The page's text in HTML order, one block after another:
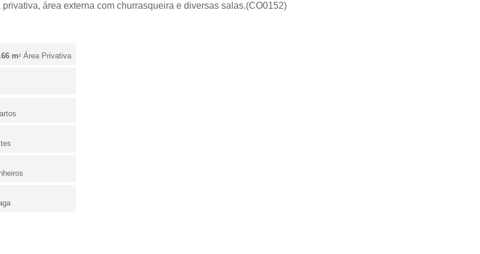
área externa com churrasqueira e diversas salas.(CO0152)
m2 Área Privativa